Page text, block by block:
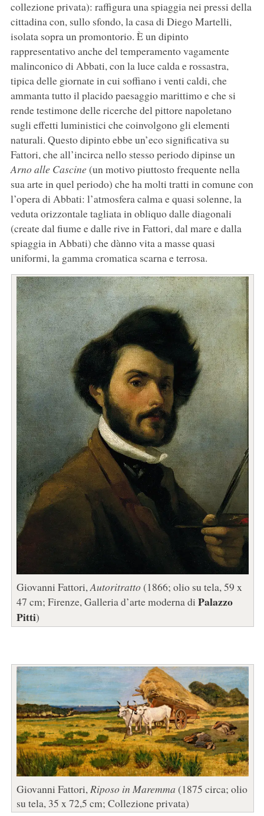
collezione privata): raffigura una spiaggia nei pressi della
cittadina con, sullo sfondo, la casa di Diego Martelli,
isolata sopra un promontorio. È un dipinto
rappresentativo anche del temperamento vagamente
malinconico di Abbati, con la luce calda e rossastra,
tipica delle giornate in cui soffiano i venti caldi, che
ammanta tutto il placido paesaggio marittimo e che si
rende testimone delle ricerche del pittore napoletano
sugli effetti luministici che coinvolgono gli elementi
naturali. Questo dipinto ebbe un’eco significativa su
Fattori, che all’incirca nello stesso periodo dipinse un
Arno alle Cascine(un motivo piuttosto frequente nella
sua arte in quel periodo) che ha molti tratti in comune con
l’opera di Abbati: l’atmosfera calma e quasi solenne, la
veduta orizzontale tagliata in obliquo dalle diagonali
(create dal fiume e dalle rive in Fattori, dal mare e dalla
spiaggia in Abbati) che dànno vita a masse quasi
uniformi, la gamma cromatica scarna e terrosa.
Giovanni Fattori,Autoritratto(1866; olio su tela, 59 x
47 cm; Firenze, Galleria d’arte moderna di Palazzo
Pitti)
Giovanni Fattori,Riposo in Maremma (1875 circa; olio
su tela, 35 x 72,5 cm; Collezione privata)